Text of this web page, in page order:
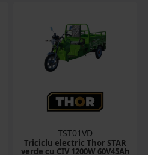
TST01VD
Triciclu electric Thor STAR
verde cu CIV 1200W 60V45Ah